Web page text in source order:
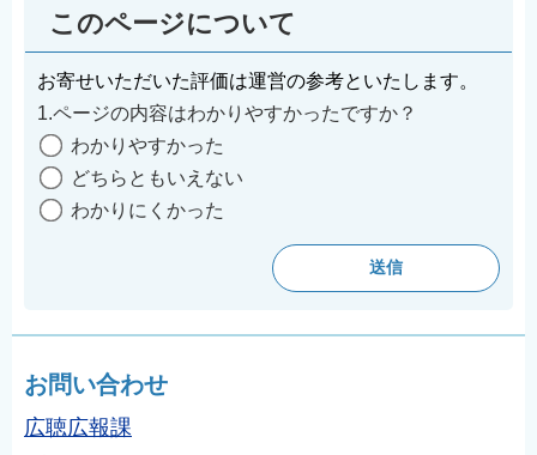
このページについて
お寄せいただいた評価は運営の参考といたします。
1.ページの内容はわかりやすかったですか？
わかりやすかった
どちらともいえない
わかりにくかった
お問い合わせ
広聴広報課